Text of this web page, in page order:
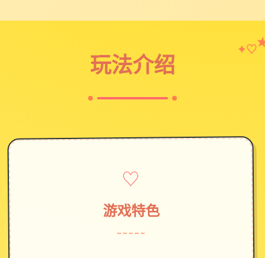
玩法介绍
✦♡
♡
游戏特色
~~~~~